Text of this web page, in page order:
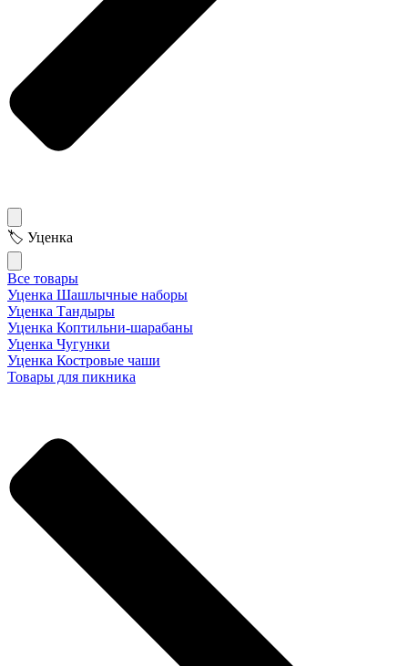
🏷 Уценка
Все товары
Уценка Шашлычные наборы
Уценка Тандыры
Уценка Коптильни-шарабаны
Уценка Чугунки
Уценка Костровые чаши
Товары для пикника